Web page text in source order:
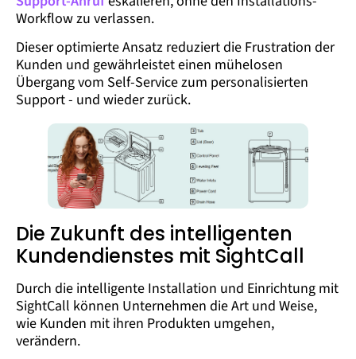
Workflow zu verlassen.
Dieser optimierte Ansatz reduziert die Frustration der
Kunden und gewährleistet einen mühelosen
Übergang vom Self-Service zum personalisierten
Support - und wieder zurück.
Die Zukunft des intelligenten
Kundendienstes mit SightCall
Durch die intelligente Installation und Einrichtung mit
SightCall können Unternehmen die Art und Weise,
wie Kunden mit ihren Produkten umgehen,
verändern.